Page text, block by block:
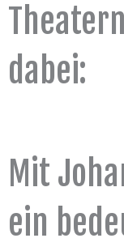
dabei:
Mit
ein